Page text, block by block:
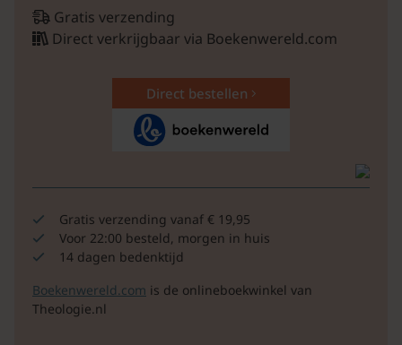
Gratis verzending
Direct verkrijgbaar via Boekenwereld.com
Direct bestellen
Gratis verzending vanaf € 19,95
Voor 22:00 besteld, morgen in huis
14 dagen bedenktijd
Boekenwereld.com is de onlineboekwinkel van
Theologie.nl